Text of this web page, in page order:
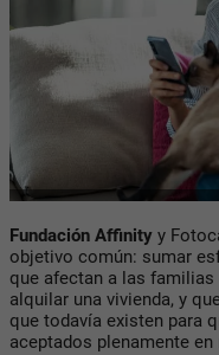
Fundación Affinity y
objetivo común: sumar
que afectan a las
alquilar una vivienda, y
que todavía existen para
aceptados plenamente